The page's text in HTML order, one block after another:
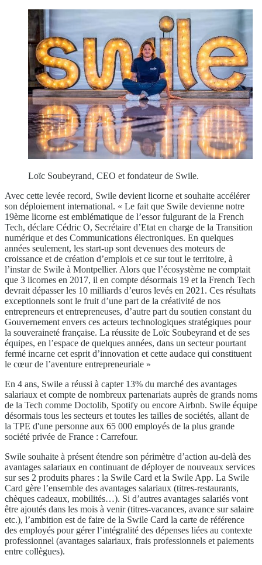
Loïc Soubeyrand, CEO et fondateur de Swile.
Avec cette levée record, Swile devient licorne et souhaite accélérer
son déploiement international. « Le fait que Swile devienne notre
19ème licorne est emblématique de l’essor fulgurant de la French
Tech, déclare Cédric O, Secrétaire d’Etat en charge de la Transition
numérique et des Communications électroniques. En quelques
années seulement, les start-up sont devenues des moteurs de
croissance et de création d’emplois et ce sur tout le territoire, à
l’instar de Swile à Montpellier. Alors que l’écosystème ne comptait
que 3 licornes en 2017, il en compte désormais 19 et la French Tech
devrait dépasser les 10 milliards d’euros levés en 2021. Ces résultats
exceptionnels sont le fruit d’une part de la créativité de nos
entrepreneurs et entrepreneuses, d’autre part du soutien constant du
Gouvernement envers ces acteurs technologiques stratégiques pour
la souveraineté française. La réussite de Loïc Soubeyrand et de ses
équipes, en l’espace de quelques années, dans un secteur pourtant
fermé incarne cet esprit d’innovation et cette audace qui constituent
le cœur de l’aventure entrepreneuriale »
En 4 ans, Swile a réussi à capter 13% du marché des avantages
salariaux et compte de nombreux partenariats auprès de grands noms
de la Tech comme Doctolib, Spotify ou encore Airbnb. Swile équipe
désormais tous les secteurs et toutes les tailles de sociétés, allant de
la TPE d'une personne aux 65 000 employés de la plus grande
société privée de France : Carrefour.
Swile souhaite à présent étendre son périmètre d’action au-delà des
avantages salariaux en continuant de déployer de nouveaux services
sur ses 2 produits phares : la Swile Card et la Swile App. La Swile
Card gère l’ensemble des avantages salariaux (titres-restaurants,
chèques cadeaux, mobilités…). Si d’autres avantages salariés vont
être ajoutés dans les mois à venir (titres-vacances, avance sur salaire
etc.), l’ambition est de faire de la Swile Card la carte de référence
des employés pour gérer l’intégralité des dépenses liées au contexte
professionnel (avantages salariaux, frais professionnels et paiements
entre collègues).